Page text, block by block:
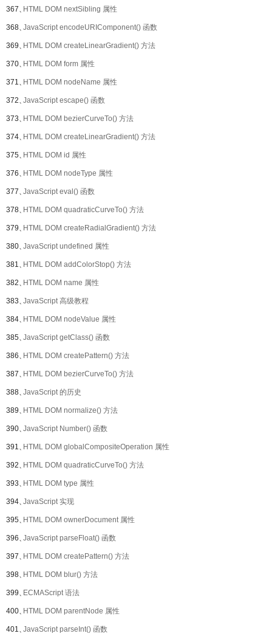
367、HTML DOM nextSibling 属性
368、JavaScript encodeURIComponent() 函数
369、HTML DOM createLinearGradient() 方法
370、HTML DOM form 属性
371、HTML DOM nodeName 属性
372、JavaScript escape() 函数
373、HTML DOM bezierCurveTo() 方法
374、HTML DOM createLinearGradient() 方法
375、HTML DOM id 属性
376、HTML DOM nodeType 属性
377、JavaScript eval() 函数
378、HTML DOM quadraticCurveTo() 方法
379、HTML DOM createRadialGradient() 方法
380、JavaScript undefined 属性
381、HTML DOM addColorStop() 方法
382、HTML DOM name 属性
383、JavaScript 高级教程
384、HTML DOM nodeValue 属性
385、JavaScript getClass() 函数
386、HTML DOM createPattern() 方法
387、HTML DOM bezierCurveTo() 方法
388、JavaScript 的历史
389、HTML DOM normalize() 方法
390、JavaScript Number() 函数
391、HTML DOM globalCompositeOperation 属性
392、HTML DOM quadraticCurveTo() 方法
393、HTML DOM type 属性
394、JavaScript 实现
395、HTML DOM ownerDocument 属性
396、JavaScript parseFloat() 函数
397、HTML DOM createPattern() 方法
398、HTML DOM blur() 方法
399、ECMAScript 语法
400、HTML DOM parentNode 属性
401、JavaScript parseInt() 函数